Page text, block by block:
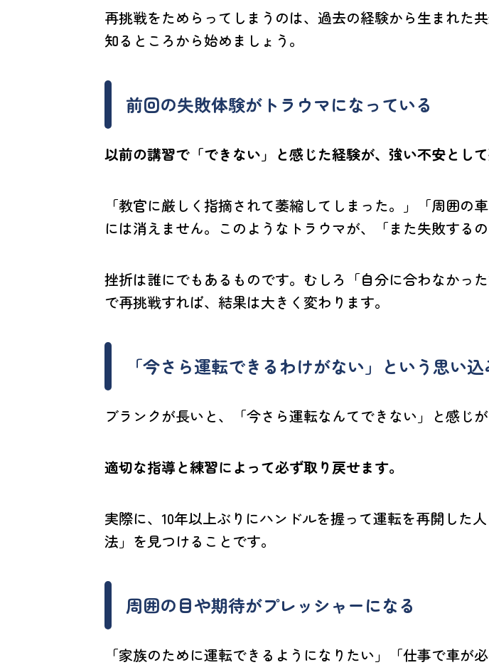
再挑戦をためらってしまうのは、過去の経験から生まれた
知るところから始めましょう。
前回の失敗体験がトラウマになっている
以前の講習で「できない」と感じた経験が、強い不安とし
「教官に厳しく指摘されて萎縮してしまった。」「周囲
には消えません。このようなトラウマが、「また失敗する
挫折は誰にでもあるものです。むしろ「自分に合わなかっ
で再挑戦すれば、結果は大きく変わります。
「今さら運転できるわけがない」という思い込
ブランクが長いと、「今さら運転なんてできない」と感じ
適切な指導と練習によって必ず取り戻せます。
実際に、10年以上ぶりにハンドルを握って運転を再開した
法」を見つけることです。
周囲の目や期待がプレッシャーになる
「家族のために運転できるようになりたい」「仕事で車